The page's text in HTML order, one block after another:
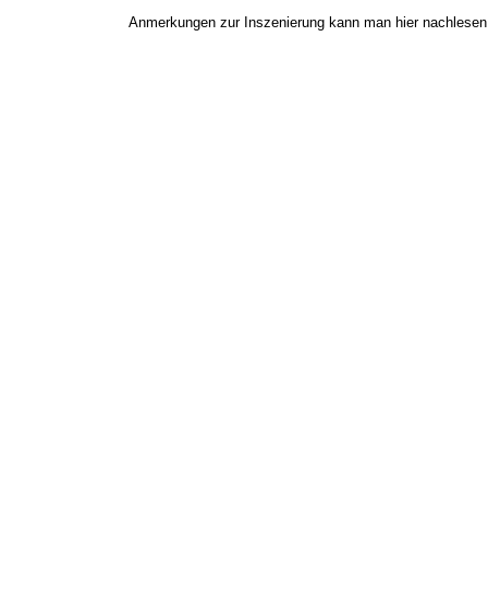
Anmerkungen zur Inszenierung kann man hier